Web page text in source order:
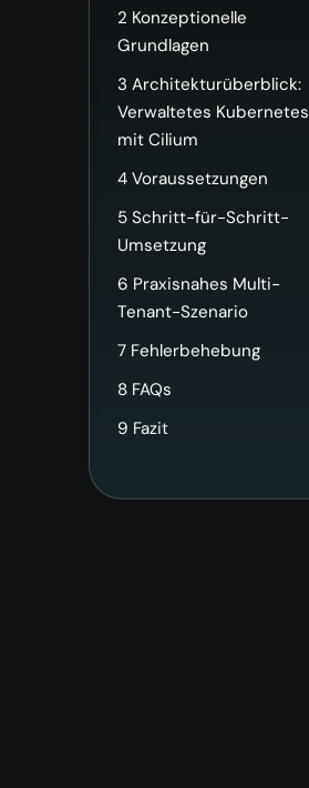
2 Konzeptionelle
Grundlagen
3 Architekturüberblick:
Verwaltetes Kubernetes
mit Cilium
4 Voraussetzungen
5 Schritt-für-Schritt-
Umsetzung
6 Praxisnahes Multi-
Tenant-Szenario
7 Fehlerbehebung
8 FAQs
9 Fazit